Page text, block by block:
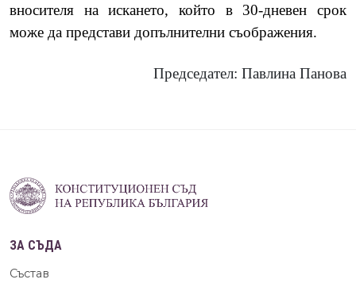
вносителя на искането, който в 30-дневен срок
може да представи допълнителни съображения.
Председател: Павлина Панова
ЗА СЪДА
Състав